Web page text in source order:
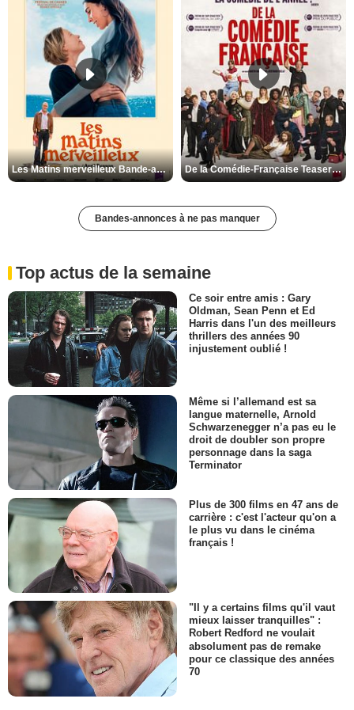
Les Matins merveilleux Bande-annonce VF De la Comédie-Française Teaser VF
Bandes-annonces à ne pas manquer
Top actus de la semaine
Ce soir entre amis : Gary
Oldman, Sean Penn et Ed
Harris dans l'un des meilleurs
thrillers des années 90
injustement oublié !
Même si l’allemand est sa
langue maternelle, Arnold
Schwarzenegger n’a pas eu le
droit de doubler son propre
personnage dans la saga
Terminator
Plus de 300 films en 47 ans de
carrière : c'est l'acteur qu'on a
le plus vu dans le cinéma
français !
"Il y a certains films qu'il vaut
mieux laisser tranquilles" :
Robert Redford ne voulait
absolument pas de remake
pour ce classique des années
70